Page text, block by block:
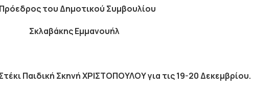
του Δημοτικού Συμβουλίου
Σκλαβάκης Εμμανουήλ
Παιδική Σκηνή ΧΡΙΣΤΟΠΟΥΛΟΥ για τις 19-20 Δεκεμβρίου.